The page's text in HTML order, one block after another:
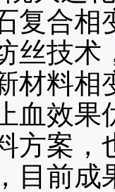
复合相
丝技术
材料
血效果
方案，
目前成